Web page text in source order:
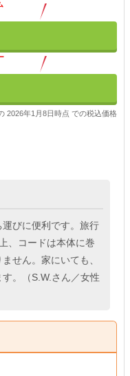
2026年1月8日時点 での税込価格
びに便利です。旅行
、コードは本体に巻
せん。家にいても、
。（S.W.さん／女性